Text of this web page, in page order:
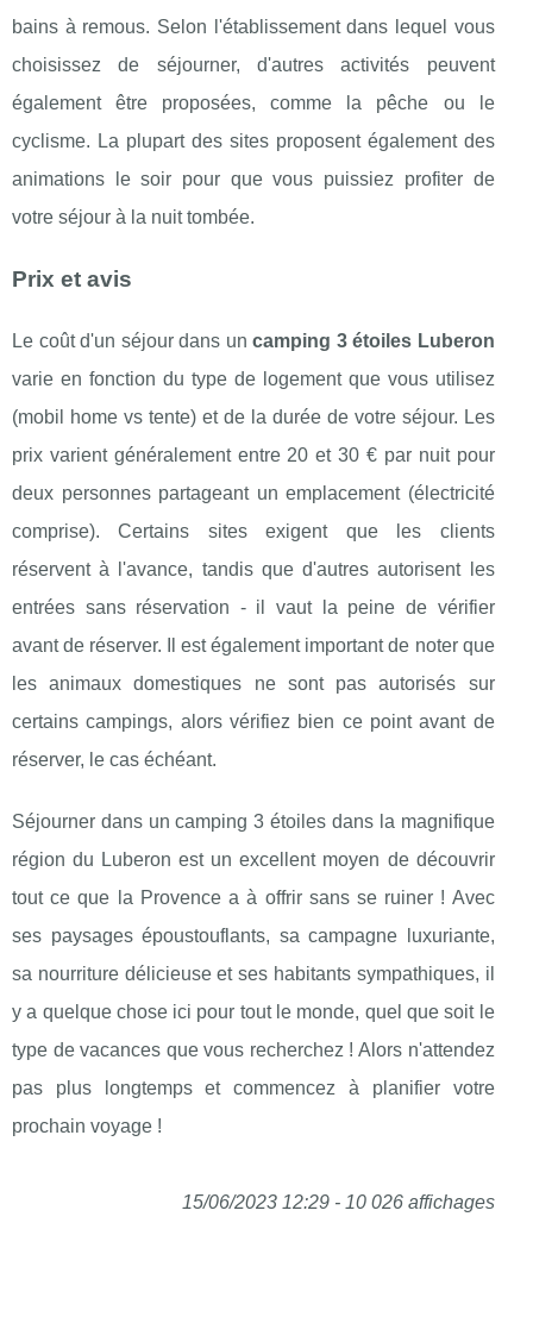
bains à remous. Selon l'établissement dans lequel vous
choisissez de séjourner, d'autres activités peuvent
également être proposées, comme la pêche ou le
cyclisme. La plupart des sites proposent également des
animations le soir pour que vous puissiez profiter de
votre séjour à la nuit tombée.
Prix et avis
Le coût d'un séjour dans uncamping 3 étoiles Luberon
varie en fonction du type de logement que vous utilisez
(mobil home vs tente) et de la durée de votre séjour. Les
prix varient généralement entre 20 et 30 € par nuit pour
deux personnes partageant un emplacement (électricité
comprise). Certains sites exigent que les clients
réservent à l'avance, tandis que d'autres autorisent les
entrées sans réservation - il vaut la peine de vérifier
avant de réserver. Il est également important de noter que
les animaux domestiques ne sont pas autorisés sur
certains campings, alors vérifiez bien ce point avant de
réserver, le cas échéant.
Séjourner dans un camping 3 étoiles dans la magnifique
région du Luberon est un excellent moyen de découvrir
tout ce que la Provence a à offrir sans se ruiner ! Avec
ses paysages époustouflants, sa campagne luxuriante,
sa nourriture délicieuse et ses habitants sympathiques, il
y a quelque chose ici pour tout le monde, quel que soit le
type de vacances que vous recherchez ! Alors n'attendez
pas plus longtemps et commencez à planifier votre
prochain voyage !
15/06/2023 12:29 - 10 026 affichages